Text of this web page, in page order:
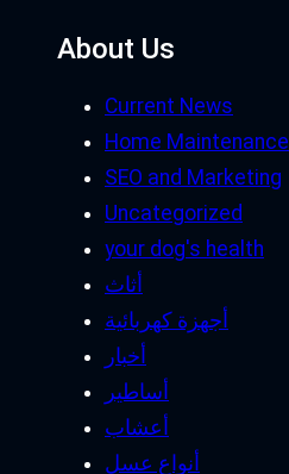
About Us
Current News
Home Maintenance
SEO and Marketing
Uncategorized
your dog's health
أثاث
أجهزة كهربائية
أخبار
أساطير
أعشاب
أنواع عسل